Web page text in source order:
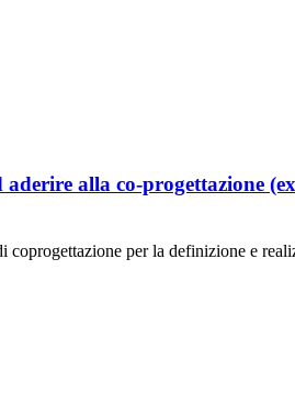
alla co-progettazione
per la definizione e